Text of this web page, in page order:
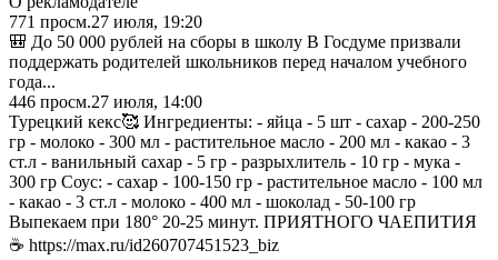
771 просм.27 июля, 19:20
🎒 До 50 000 рублей на сборы в школу В Госдуме призвали
поддержать родителей школьников перед началом учебного
года...
446 просм.27 июля, 14:00
Турецкий кекс🥰 Ингредиенты: - яйца - 5 шт - сахар - 200-250
гр - молоко - 300 мл - растительное масло - 200 мл - какао - 3
ст.л - ванильный сахар - 5 гр - разрыхлитель - 10 гр - мука -
300 гр Соус: - сахар - 100-150 гр - растительное масло - 100 мл
- какао - 3 ст.л - молоко - 400 мл - шоколад - 50-100 гр
Выпекаем при 180° 20-25 минут. ПРИЯТНОГО ЧАЕПИТИЯ
☕️ https://max.ru/id260707451523_biz